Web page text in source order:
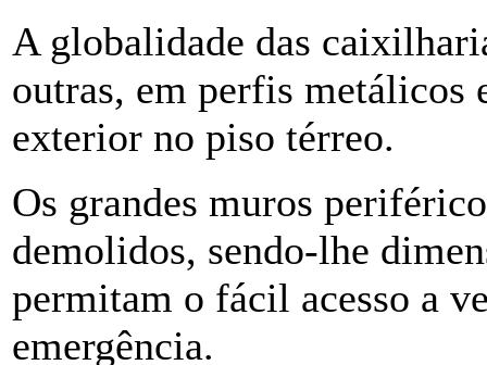
A globalidade das
outras, em perfis metálicos
exterior no piso térreo.
Os grandes muros
demolidos, sendo-lhe
permitam o fácil acesso a
emergência.